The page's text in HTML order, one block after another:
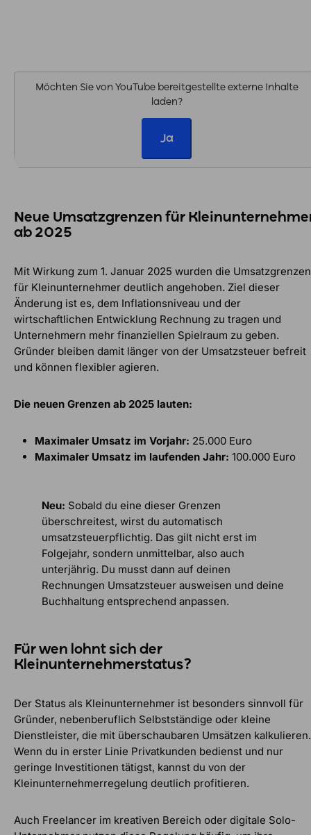
Möchten Sie von YouTubebereitgestellte externe Inhalte
laden?
Ja
Neue Umsatzgrenzen für
ab 2025
Mit Wirkung zum 1. Januar 2025 wurden die Umsatzgrenzen
für Kleinunternehmer deutlich angehoben. Ziel dieser
Änderung ist es, dem Inflationsniveau und der
wirtschaftlichen Entwicklung Rechnung zu tragen und
Unternehmern mehr finanziellen Spielraum zu geben.
Gründer bleiben damit länger von der Umsatzsteuer befreit
und können flexibler agieren.
Die neuen Grenzen ab 2025 lauten:
Maximaler Umsatz im Vorjahr: 25.000 Euro
Maximaler Umsatz im laufenden Jahr: 100.000 Euro
Neu: Sobald du eine dieser Grenzen
überschreitest, wirst du automatisch
umsatzsteuerpflichtig. Das gilt nicht erst im
Folgejahr, sondern unmittelbar, also auch
unterjährig. Du musst dann auf deinen
Rechnungen Umsatzsteuer ausweisen und deine
Buchhaltung entsprechend anpassen.
Für wen lohnt sich der
Kleinunternehmerstatus?
Der Status als Kleinunternehmer ist besonders sinnvoll für
Gründer, nebenberuflich Selbstständige oder kleine
Dienstleister, die mit überschaubaren Umsätzen kalkulieren.
Wenn du in erster Linie Privatkunden bedienst und nur
geringe Investitionen tätigst, kannst du von der
Kleinunternehmerregelung deutlich profitieren.
Auch Freelancer im kreativen Bereich oder digitale Solo-